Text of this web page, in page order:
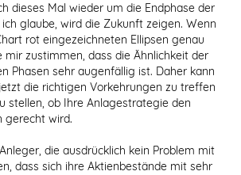
dieses Mal wieder um die Endphase der
glaube, wird die Zukunft zeigen. Wenn
rot eingezeichneten Ellipsen genau
mir zustimmen, dass die Ähnlichkeit der
Phasen sehr augenfällig ist. Daher kann
die richtigen Vorkehrungen zu treffen
stellen, ob Ihre Anlagestrategie den
gerecht wird.
die ausdrücklich kein Problem mit
dass sich ihre Aktienbestände mit sehr